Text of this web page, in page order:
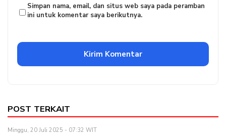
Simpan nama, email, dan situs web saya pada peramban
ini untuk komentar saya berikutnya.
POST TERKAIT
Minggu, 20 Juli 2025 - 07:32 WIT